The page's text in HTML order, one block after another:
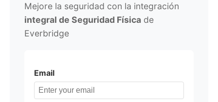
Mejore la seguridad con la integración
integral de Seguridad Física de
Everbridge
Email